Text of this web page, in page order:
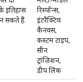
इतिहास
सकते हैं.
रिस्पॉन्स,
इंटरैक्टिव
कैनवस,
कस्टम टाइप,
सीन
ट्रांज़िशन,
डीप लिंक